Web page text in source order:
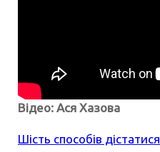
Відео: Ася Хазова
Шість способів